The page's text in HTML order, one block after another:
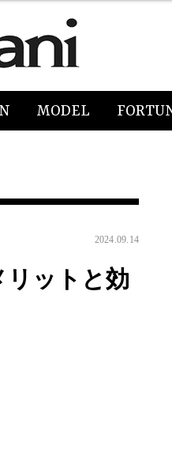
MODEL
2024.09.14
リットと効